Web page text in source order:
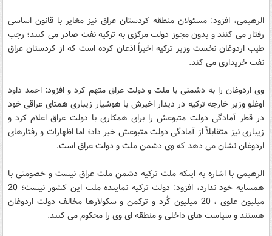
الرهیمی، افزود: مسئولان منطقه کردستان عراق نیز مغایر با قانون اساسی
رفتار می کنند و بدون مجوز دولت مرکزی به ترکیه نفت صادر می کنند؛ رجب
طیب اردوغان نخست وزیر ترکیه اخیراً اذعان کرده است که از کردستان عراق
نفت خریداری می کند.
وی اردوغان را به دشمنی با ملت و دولت عراق متهم کرد و افزود: احمد داود
اوغلو وزیر خارجه ترکیه در دیدار اخیرش با هوشیار زیباری همتای عراقی خود
در قطر آمادگی دولت متبوعش را برای همکاری با دولت عراق اعلام کرد و
زیباری نیز متقابلاً از آمادگی دولت متبوعش خبر داد؛ اما اظهارات و رفتارهای
اردوغان نشان می دهد که وی دشمن ملت و دولت عراق است.
الرهیمی با اشاره به اینکه ملت ترکیه دشمن ملت عراق نیست و خصومتی با
همسایه خود ندارد، افزود: دولت ترکیه نماینده ملت این کشور نیست؛ 20
میلیون علوی ، 20 میلیون کُرد و ترکمن و سکولارها مخالف دولت اردوغان
هستند و سیاست های داخلی و منطقه ای وی را محکوم می کنند.